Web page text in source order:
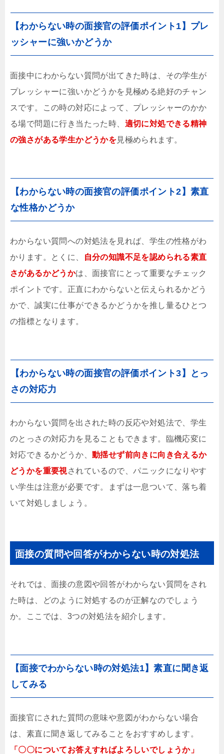
【わからない時の面接官の評価ポイント1】プレ
ッシャーに強いかどうか
面接中にわからない質問が出てきた時は、その学生が
プレッシャーに強いかどうかを見極める絶好のチャン
スです。この時の対応によって、プレッシャーのかか
る場で問題に行き当たった時、 適切に対処できる精神
の強さがある学生かどうかを見極められます。
【わからない時の面接官の評価ポイント2】素直
な性格かどうか
わからない質問への対処法を見れば、学生の性格がわ
かります。とくに、
自分の知識不足を認められる素直
さがあるかどうかは、面接官にとって重要なチェック
ポイントです。正直にわからないと伝えられるかどう
かで、誠実に仕事ができるかどうかを推し量るひとつ
の指標となります。
【わからない時の面接官の評価ポイント3】とっ
さの対応力
わからない質問を出された時の反応や対処法で、学生
のとっさの対応力を見ることもできます。臨機応変に
対応できるかどうか、 動揺せず前向きに向き合えるか
どうかを重要視されているので、パニックになりやす
い学生は注意が必要です。まずは一息ついて、落ち着
いて対処しましょう。
面接の質問や回答がわからない時の対処法
それでは、面接の意図や回答がわからない質問をされ
た時は、どのように対処するのが正解なのでしょう
か。ここでは、3つの対処法を紹介します。
【面接でわからない時の対処法1】素直に聞き返
してみる
面接官にされた質問の意味や意図がわからない場合
は、素直に聞き返してみることをおすすめします。
「〇〇についてお答えすればよろしいでしょうか」